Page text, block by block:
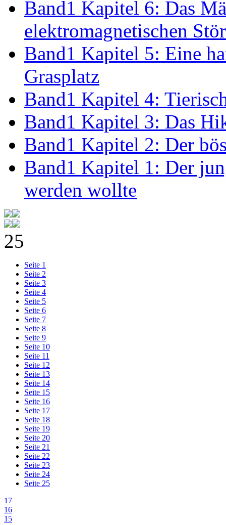
Band1 Kapitel 6: Das
elektromagnetischen
Band1 Kapitel 5: Eine
Grasplatz
Band1 Kapitel 4:
Band1 Kapitel 3: Das
Band1 Kapitel 2: Der
Band1 Kapitel 1: Der
werden wollte
25
Seite 1
Seite 2
Seite 3
Seite 4
Seite 5
Seite 6
Seite 7
Seite 8
Seite 9
Seite 10
Seite 11
Seite 12
Seite 13
Seite 14
Seite 15
Seite 16
Seite 17
Seite 18
Seite 19
Seite 20
Seite 21
Seite 22
Seite 23
Seite 24
Seite 25
17
16
15